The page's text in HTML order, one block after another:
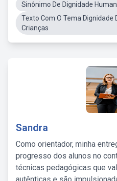
Sinônimo De Dignidade
Texto Com O Tema Dignidade
Crianças
Sandra
Como orientador, minha
progresso dos alunos no
técnicas pedagógicas que